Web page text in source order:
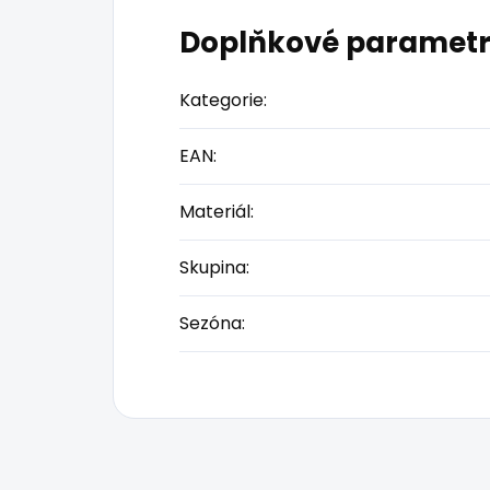
Doplňkové
Kategorie:
EAN:
Materiál:
Skupina:
Sezóna: